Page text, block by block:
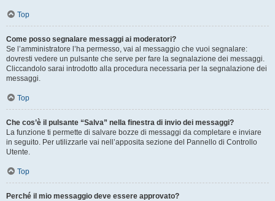
Top
Come posso segnalare messaggi ai moderatori?
Se l’amministratore l’ha permesso, vai al messaggio che vuoi segnalare:
dovresti vedere un pulsante che serve per fare la segnalazione dei messaggi.
Cliccandolo sarai introdotto alla procedura necessaria per la segnalazione dei
messaggi.
Top
Che cos’è il pulsante “Salva” nella finestra di invio dei messaggi?
La funzione ti permette di salvare bozze di messaggi da completare e inviare
in seguito. Per utilizzarle vai nell’apposita sezione del Pannello di Controllo
Utente.
Top
Perché il mio messaggio deve essere approvato?